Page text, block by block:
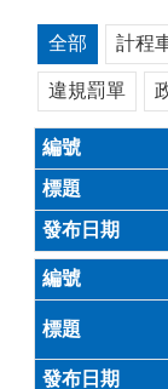
全部 計程
違規罰單